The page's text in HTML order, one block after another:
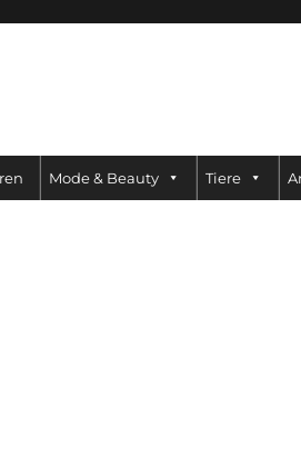
Mode & Beauty Tiere